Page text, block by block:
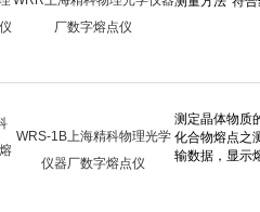
厂数字熔点仪
WRS-1B上海精科物理光学
仪器厂数字熔点仪